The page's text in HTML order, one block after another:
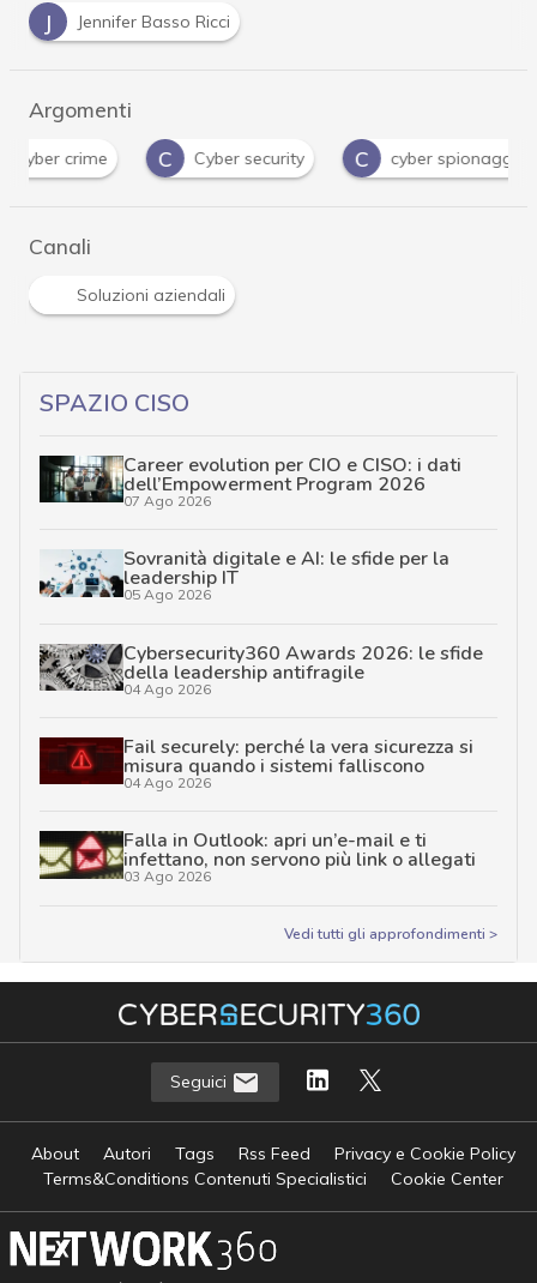
J
Jennifer Basso Ricci
Argomenti
crime Cyber security cyber spionaggio
Canali
Soluzioni aziendali
SPAZIO CISO
Career evolution per CIO e CISO: i dati
dell’Empowerment Program 2026
07 Ago 2026
Sovranità digitale e AI: le sfide per la
leadership IT
05 Ago 2026
Cybersecurity360 Awards 2026: le sfide
della leadership antifragile
04 Ago 2026
Fail securely: perché la vera sicurezza si
misura quando i sistemi falliscono
04 Ago 2026
Falla in Outlook: apri un’e-mail e ti
infettano, non servono più link o allegati
03 Ago 2026
Vedi tutti gli approfondimenti >
Seguici
About Autori Tags Rss Feed
Privacy e Cookie Policy
Terms&Conditions Contenuti Specialistici
Cookie Center